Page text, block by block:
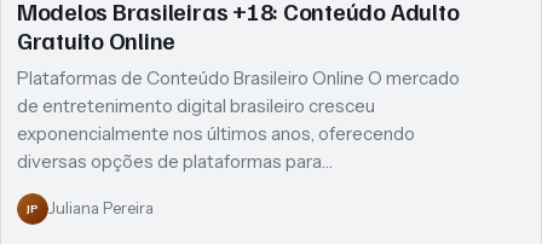
Modelos Brasileiras +18: Conteúdo Adulto
Gratuito Online
Plataformas de Conteúdo Brasileiro Online O mercado
de entretenimento digital brasileiro cresceu
exponencialmente nos últimos anos, oferecendo
diversas opções de plataformas para…
JP Juliana Pereira